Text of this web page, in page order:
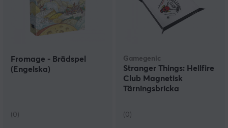
Fromage - Brädspel
(Engelska)
(0)
Gamegenic
Stranger Things: Hellfire
Club Magnetisk
Tärningsbricka
(0)